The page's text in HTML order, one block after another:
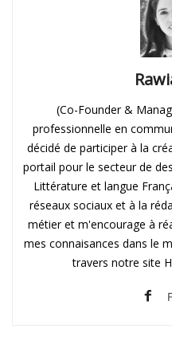
(Co-Founder &
professionnelle en
décidé de participer à la
portail pour le secteur de
Littérature et langue
réseaux sociaux et à la
métier et m'encourage à
mes connaisances dans le
travers notre site